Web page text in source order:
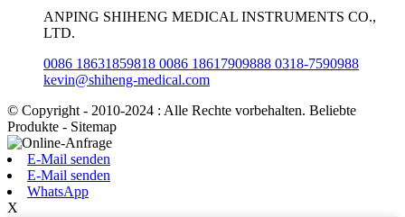
ANPING SHIHENG MEDICAL INSTRUMENTS CO.,
LTD.
0086 18631859818 0086 18617909888 0318-7590988
kevin@shiheng-medical.com
© Copyright - 2010-2024 : Alle Rechte vorbehalten. Beliebte
Produkte - Sitemap
E-Mail senden
E-Mail senden
WhatsApp
X